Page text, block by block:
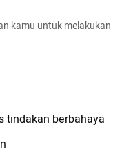
kamu untuk melakukan
tindakan berbahaya